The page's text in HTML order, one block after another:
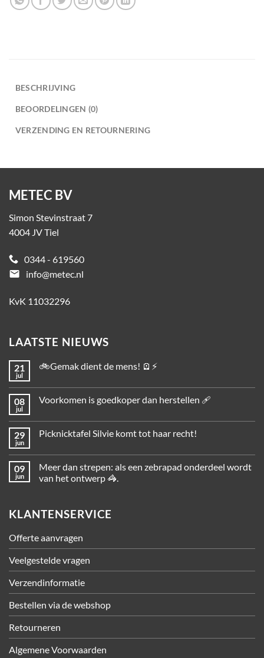
BESCHRIJVING
BEOORDELINGEN (0)
VERZENDING EN RETOURNERING
METEC BV
Simon Stevinstraat 7
4004 JV Tiel
0344 - 619560
email
info@metec.nl
KvK 11032296
LAATSTE NIEUWS
21
jul
🚲Gemak dient de mens! 🪫⚡
08
jul
Voorkomen is goedkoper dan herstellen 🩹
29
jun
Picknicktafel Silvie komt tot haar recht!
09
jun
Meer dan strepen: als een zebrapad onderdeel wordt
van het ontwerp 🦓.
KLANTENSERVICE
Offerte aanvragen
Veelgestelde vragen
Verzendinformatie
Bestellen via de webshop
Retourneren
Algemene Voorwaarden